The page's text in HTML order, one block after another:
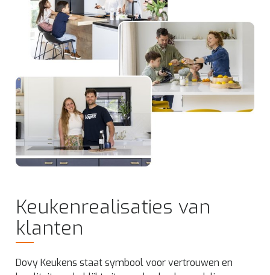
Keukenrealisaties van
klanten
Dovy Keukens staat symbool voor vertrouwen en